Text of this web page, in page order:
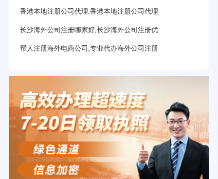
香港本地注册公司代理,香港本地注册公司代理
长沙海外公司注册哪家好,长沙海外公司注册优
帮人注册海外电商公司,专业代办海外公司注册